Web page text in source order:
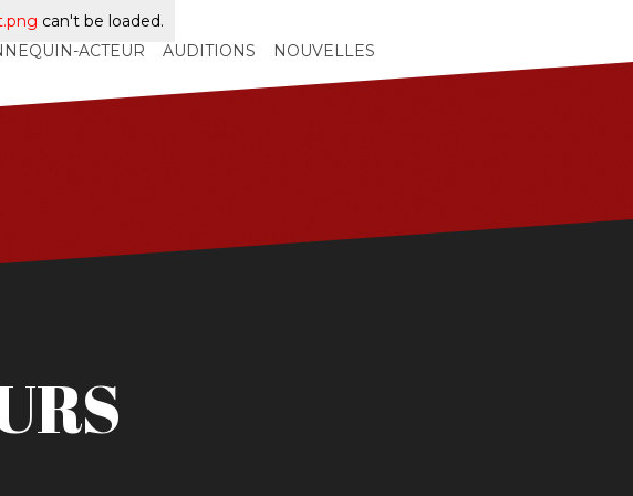
ACTEUR AUDITIONS
NOUVELLES
can't be loaded.